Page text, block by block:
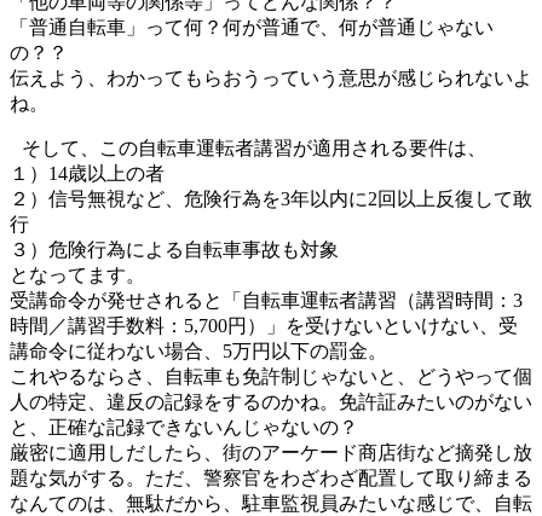
「普通自転車」って何？何が普通で、何が普通じゃない
の？？
伝えよう、わかってもらおうっていう意思が感じられないよ
ね。
そして、この自転車運転者講習が適用される要件は、
１）14歳以上の者
２）信号無視など、危険行為を3年以内に2回以上反復して敢
行
３）危険行為による自転車事故も対象
となってます。
受講命令が発せされると「自転車運転者講習（講習時間：3
時間／講習手数料：5,700円）」を受けないといけない、受
講命令に従わない場合、5万円以下の罰金。
これやるならさ、自転車も免許制じゃないと、どうやって個
人の特定、違反の記録をするのかね。免許証みたいのがない
と、正確な記録できないんじゃないの？
厳密に適用しだしたら、街のアーケード商店街など摘発し放
題な気がする。ただ、警察官をわざわざ配置して取り締まる
なんてのは、無駄だから、駐車監視員みたいな感じで、自転